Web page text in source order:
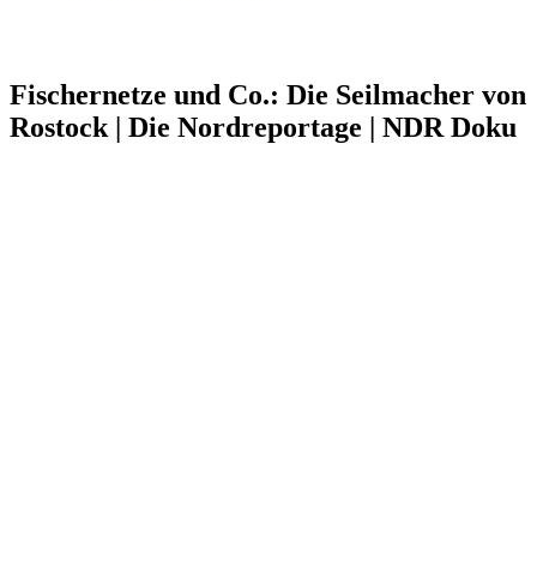
Fischernetze und Co.: Die Seilmacher von
Rostock | Die Nordreportage | NDR Doku